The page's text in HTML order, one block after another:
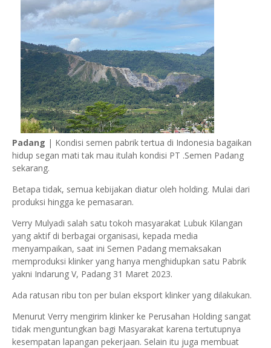
Padang | Kondisi semen pabrik tertua di Indonesia bagaikan
hidup segan mati tak mau itulah kondisi PT .Semen Padang
sekarang.
Betapa tidak, semua kebijakan diatur oleh holding. Mulai dari
produksi hingga ke pemasaran.
Verry Mulyadi salah satu tokoh masyarakat Lubuk Kilangan
yang aktif di berbagai organisasi, kepada media
menyampaikan, saat ini Semen Padang memaksakan
memproduksi klinker yang hanya menghidupkan satu Pabrik
yakni Indarung V, Padang 31 Maret 2023.
Ada ratusan ribu ton per bulan eksport klinker yang dilakukan.
Menurut Verry mengirim klinker ke Perusahan Holding sangat
tidak menguntungkan bagi Masyarakat karena tertutupnya
kesempatan lapangan pekerjaan. Selain itu juga membuat